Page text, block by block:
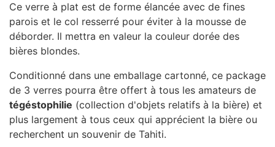
Ce verre à plat est de forme élancée avec de fines
parois et le col resserré pour éviter à la mousse de
déborder. Il mettra en valeur la couleur dorée des
bières blondes.
Conditionné dans une emballage cartonné, ce package
de 3 verres pourra être offert à tous les amateurs de
tégéstophilie (collection d'objets relatifs à la bière) et
plus largement à tous ceux qui apprécient la bière ou
recherchent un souvenir de Tahiti.